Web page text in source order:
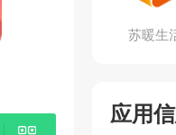
苏暖生
应用